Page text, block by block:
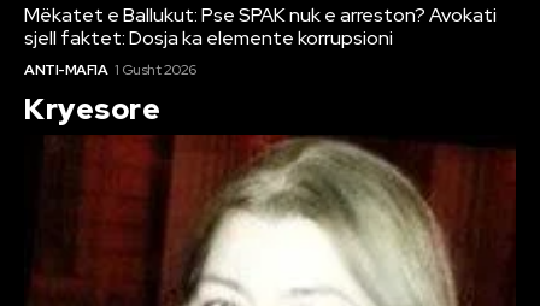
Mëkatet e Ballukut: Pse SPAK nuk e arreston? Avokati
sjell faktet: Dosja ka elemente korrupsioni
ANTI-MAFIA 1 Gusht 2026
Kryesore